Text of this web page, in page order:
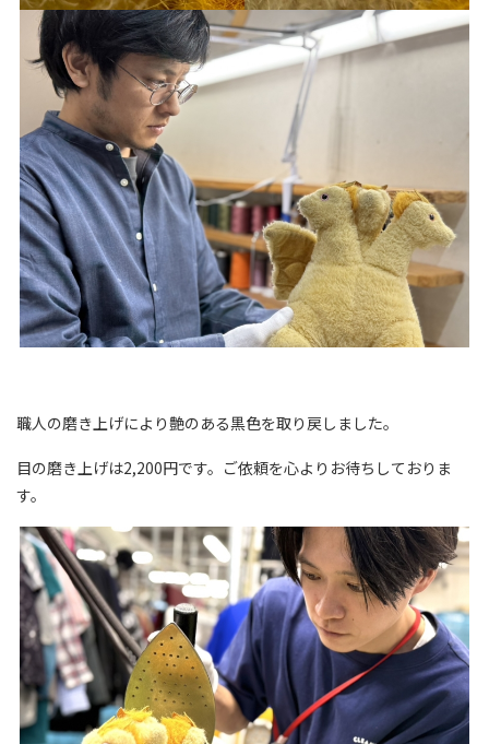
職人の磨き上げにより艶のある黒色を取り戻しました。
目の磨き上げは2,200円です。ご依頼を心よりお待ちしておりま
す。